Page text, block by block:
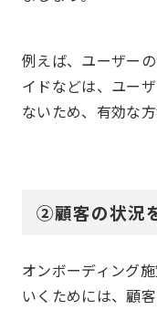
例えば、ユーザー
イドなどは、ユー
ないため、有効な方
②顧客の状況
オンボーディング
いくためには、顧